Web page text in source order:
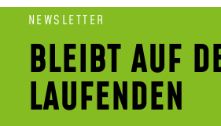
NEWSLETTER
BLEIBT AUF
LAUFENDEN